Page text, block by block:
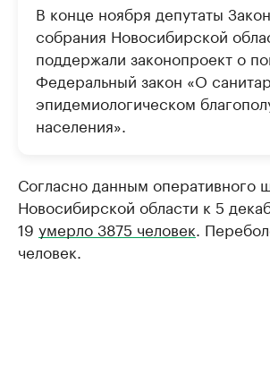
В конце ноября депутаты
собрания Новосибирской
поддержали законопроект о
Федеральный закон «О
эпидемиологическом
населения».
Согласно данным оперативного
Новосибирской области к 5
19 умерло 3875 человек .
человек.